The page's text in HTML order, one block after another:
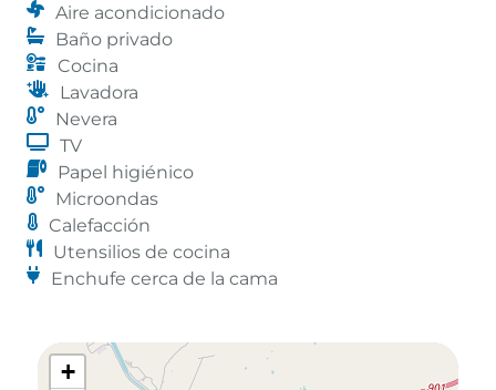
Aire acondicionado
Baño privado
Cocina
Lavadora
Nevera
TV
Papel higiénico
Microondas
Calefacción
Utensilios de cocina
Enchufe cerca de la cama
+